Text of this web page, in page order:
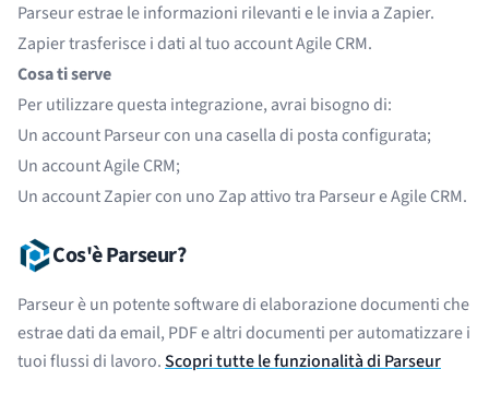
Parseur estrae le informazioni rilevanti e le invia a Zapier.
Zapier trasferisce i dati al tuo account Agile CRM.
Cosa ti serve
Per utilizzare questa integrazione, avrai bisogno di:
Un accountParseurcon una casella di posta configurata;
Un accountAgile CRM;
Un accountZapiercon uno Zap attivo tra Parseur e Agile CRM.
Cos'è Parseur?
Parseur è un potente software di elaborazione documenti che
estrae dati da email, PDF e altri documenti per automatizzare i
tuoi flussi di lavoro.Scopri tutte le funzionalità di Parseur